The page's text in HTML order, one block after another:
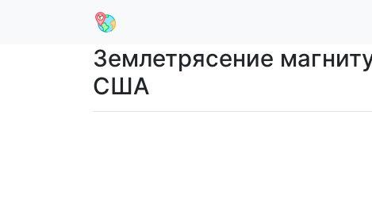
Землетрясение
США